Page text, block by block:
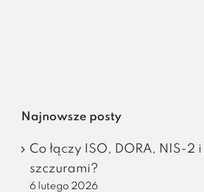
Najnowsze posty
Co łączy ISO, DORA, NIS-2 i
szczurami?
6 lutego 2026